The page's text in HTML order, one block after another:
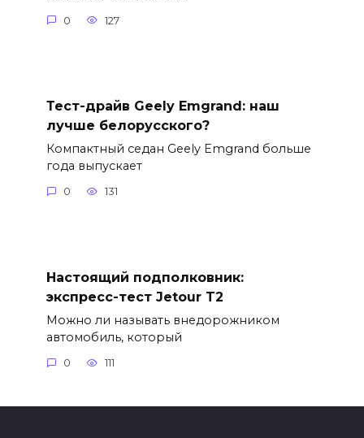
0 127
Тест-драйв Geely Emgrand: наш
лучше белорусского?
Компактный седан Geely Emgrand больше
года выпускает
0 131
Настоящий подполковник:
экспресс-тест Jetour T2
Можно ли называть внедорожником
автомобиль, который
0 111